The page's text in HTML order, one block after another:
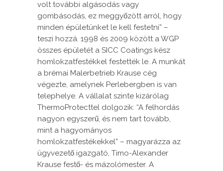
volt további algásodás vagy
gombásodás, ez meggyőzött arról, hogy
minden épületünket le kell festetni” –
teszi hozzá. 1998 és 2009 között a WGP
összes épületét a SICC Coatings kész
homlokzatfestékkel festették le. A munkát
a brémai Malerbetrieb Krause cég
végezte, amelynek Perlebergben is van
telephelye. A vállalat szinte kizárólag
ThermoProtecttel dolgozik: “A felhordás
nagyon egyszerű, és nem tart tovább,
mint a hagyományos
homlokzatfestékekkel” – magyarázza az
ügyvezető igazgató, Timo-Alexander
Krause festő- és mázolómester. A